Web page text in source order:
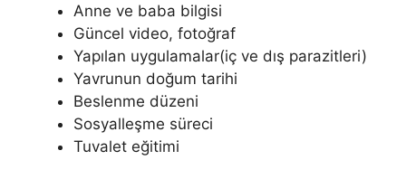
Anne ve baba bilgisi
Güncel video, fotoğraf
Yapılan uygulamalar(iç ve dış parazitleri)
Yavrunun doğum tarihi
Beslenme düzeni
Sosyalleşme süreci
Tuvalet eğitimi